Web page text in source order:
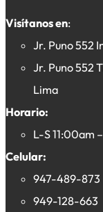
Visítanos en:
Jr. Puno 552
Jr. Puno 552
Lima
Horario:
L-S 11:00am
Celular:
947-489-873
949-128-663